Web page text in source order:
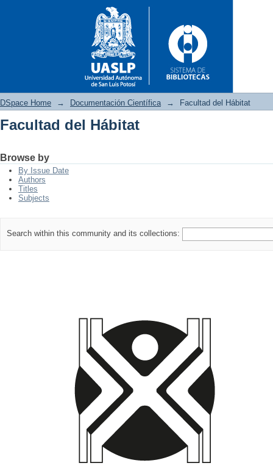
DSpace Home → Documentación Científica → Facultad del Hábitat
Facultad del Hábitat
Browse by
By Issue Date
Authors
Titles
Subjects
Search within this community and its collections: